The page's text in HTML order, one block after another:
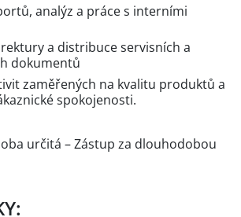
analýz a práce s interními
a distribuce servisních a
dokumentů
zaměřených na kvalitu produktů a
spokojenosti.
určitá – Zástup za dlouhodobou